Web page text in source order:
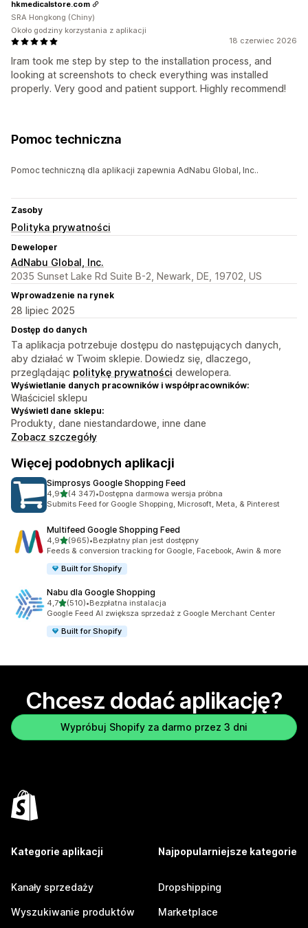
18 czerwiec 2026
Iram took me step by step to the installation process, and
looking at screenshots to check everything was installed
properly. Very good and patient support. Highly recommend!
hkmedicalstore.com
SRA Hongkong (Chiny)
Około godziny korzystania z aplikacji
Pomoc techniczna
Pomoc techniczną dla aplikacji zapewnia AdNabu Global, Inc..
Zasoby
Polityka prywatności
Deweloper
AdNabu Global, Inc.
2035 Sunset Lake Rd Suite B-2, Newark, DE, 19702, US
Wprowadzenie na rynek
28 lipiec 2025
Dostęp do danych
Ta aplikacja potrzebuje dostępu do następujących danych,
aby działać w Twoim sklepie. Dowiedz się, dlaczego,
przeglądając politykę prywatności dewelopera.
Wyświetlanie danych pracowników i współpracowników:
Właściciel sklepu
Wyświetl dane sklepu:
Produkty, dane niestandardowe, inne dane
Zobacz szczegóły
Więcej podobnych aplikacji
Simprosys Google Shopping Feed
4,9na 5 gwiazdek
(4 347)
Łączna liczba recenzji: 4347
•Dostępna darmowa wersja próbna
Submits Feed for Google Shopping, Microsoft, Meta, & Pinterest
Multifeed Google Shopping Feed
4,9na 5 gwiazdek
(965)
Łączna liczba recenzji: 965
•Bezpłatny plan jest dostępny
Feeds & conversion tracking for Google, Facebook, Awin & more
Built for Shopify
Nabu dla Google Shopping
4,7na 5 gwiazdek
(510)
Łączna liczba recenzji: 510
•Bezpłatna instalacja
Google Feed AI zwiększa sprzedaż z Google Merchant Center
Built for Shopify
Chcesz dodać aplikację?
Wypróbuj Shopify za darmo przez 3 dni
Kategorie aplikacji
Kanały sprzedaży
Wyszukiwanie produktów
Najpopularniejsze kategorie
Dropshipping
Marketplace